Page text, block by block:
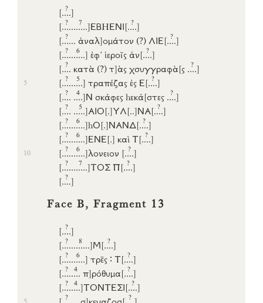
[..
?
..]
[..
?
.. ....
7
...] ΕΒHΕΝΙ [..
?
..]
[..
?
.. ἀναλ] ομάτον (?) ΛΙΕ [..
?
..]
[..
?
.. ...
6
...] ἐφ’ ἱεροῖς ἀν [..
?
..]
[..
?
.. κατὰ (?) τ] ὰς χσυγγραφὰ [ς ..
?
..]
5 [..
?
.. ...
5
..] τραπέζας ἐς Ε [..
?
..]
[..
?
.. ..
4
..] Ν σκάφες hεκά [στες ..
?
..]
[..
?
.. ...
5
..] ΑΙΟ [.] ΥΛ [..] ΝΑ [..
?
..]
[..
?
.. ...
6
...]h Ο [.] ΝΑΝΔ [..
?
..]
[..
?
.. ...
6
...] ΕΝΕ [.] καὶ Τ [..
?
..]
10 [..
?
.. ...
6
...] λονειον [..
?
..]
[..
?
.. ....
7
...] ΤΟΣ Π [..
?
..]
[..
?
..]
Face B, Fragment 13
[..
?
..]
[..
?
.. ....
8
....] Μ [..
?
..]
[..
?
.. ...
6
...] τρε͂ς ∶ Τ [..
?
..]
[..
?
.. ..
4
.. π] ρόθυμα [..
?
..]
[..
?
.. ..
4
..] ΤΟΝΤΕΣΙ [..
?
..]
5 [..
?
.. σ]κευαζοσ [..
?
..]